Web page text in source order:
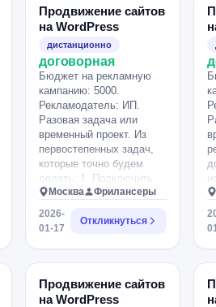
Продвижение сайтов
на WordPress
дистанционно
договорная
Бюджет на рекламную
кампанию: 5000.
Рекламодатель: ИП.
Разовая задача или
временный проект. Из
первостепенных задач,
которые точно будем
делать: 1. Подключить
SSL 2. Посмотреть карту
sitemape, сканеры
выдают ее отсутствие 3.
мобильной версии
(сейчас ее нет, со слов
клиента сайт был
адаптирован) Интересуют
Москва
Фрилансеры
2026-
01-17
Откликнуться
Продвижение сайтов
на WordPress